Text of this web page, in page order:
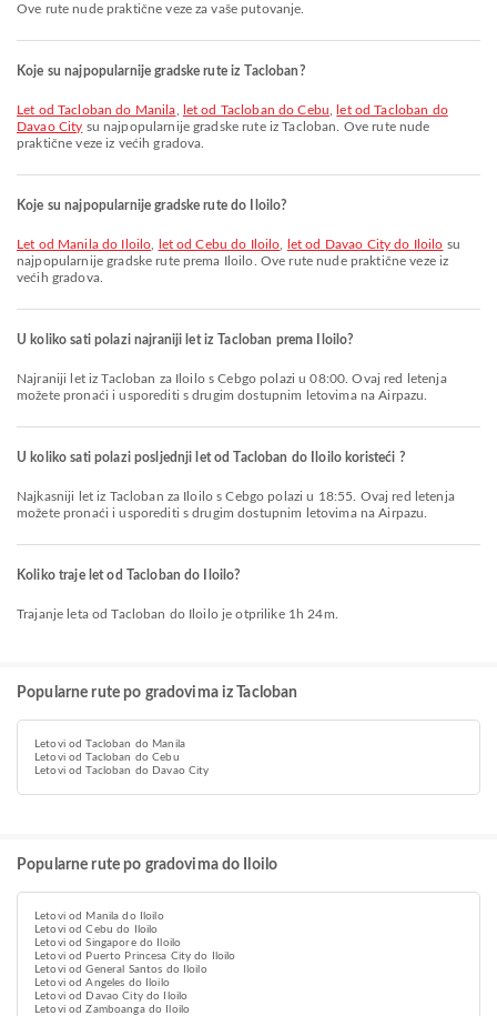
Ove rute nude praktične veze za vaše putovanje.
Koje su najpopularnije gradske rute iz Tacloban?
let od Tacloban do Manila let od Tacloban do Cebu
let od Tacloban do
Davao City su najpopularnije gradske rute iz Tacloban. Ove rute nude
praktične veze iz većih gradova.
Koje su najpopularnije gradske rute do Iloilo?
let od Manila do Iloilo let od Cebu do Iloilo let od Davao City do Iloilo su
najpopularnije gradske rute prema Iloilo. Ove rute nude praktične veze iz
većih gradova.
U koliko sati polazi najraniji let iz Tacloban prema Iloilo?
Najraniji let iz Tacloban za Iloilo s Cebgo polazi u 08:00. Ovaj red letenja
možete pronaći i usporediti s drugim dostupnim letovima na Airpazu.
U koliko sati polazi posljednji let od Tacloban do Iloilo koristeći ?
Najkasniji let iz Tacloban za Iloilo s Cebgo polazi u 18:55. Ovaj red letenja
možete pronaći i usporediti s drugim dostupnim letovima na Airpazu.
Koliko traje let od Tacloban do Iloilo?
Trajanje leta od Tacloban do Iloilo je otprilike 1h 24m.
Popularne rute po gradovima iz Tacloban
Letovi od Tacloban do Manila
Letovi od Tacloban do Cebu
Letovi od Tacloban do Davao City
Popularne rute po gradovima do Iloilo
Letovi od Manila do Iloilo
Letovi od Cebu do Iloilo
Letovi od Singapore do Iloilo
Letovi od Puerto Princesa City do Iloilo
Letovi od General Santos do Iloilo
Letovi od Angeles do Iloilo
Letovi od Davao City do Iloilo
Letovi od Zamboanga do Iloilo